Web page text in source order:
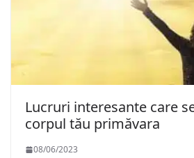
Lucruri interesante care
corpul tău primăvara
08/06/2023